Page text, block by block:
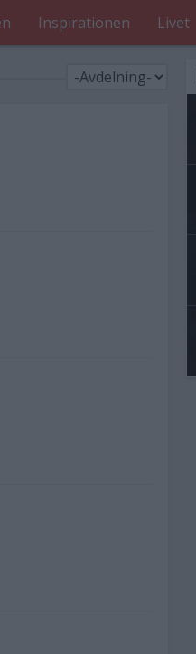
Inspirationen Livet